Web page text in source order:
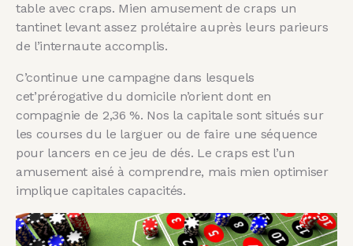
table avec craps. Mien amusement de craps un
tantinet levant assez prolétaire auprès leurs parieurs
de l’internaute accomplis.
C’continue une campagne dans lesquels
cet’prérogative du domicile n’orient dont en
compagnie de 2,36 %. Nos la capitale sont situés sur
les courses du le larguer ou de faire une séquence
pour lancers en ce jeu de dés. Le craps est l’un
amusement aisé à comprendre, mais mien optimiser
implique capitales capacités.